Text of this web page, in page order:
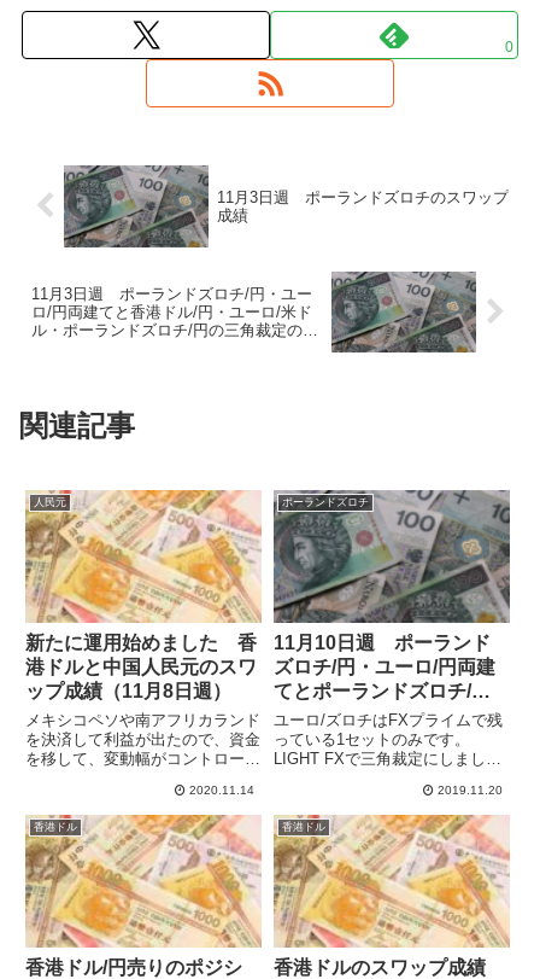
0
11月3日週 ポーランドズロチのスワップ
成績
11月3日週 ポーランドズロチ/円・ユー
ロ/円両建てと香港ドル/円・ユーロ/米ド
ル・ポーランドズロチ/円の三角裁定のス
関連記事
人民元
新たに運用始めました 香
港ドルと中国人民元のスワ
ップ成績（11月8日週）
メキシコペソや南アフリカランド
を決済して利益が出たので、資金
を移して、変動幅がコントロール
貨ペアでの運用を始ました。人民
元/円は取引できるアジアの通貨
の中ではインドルピーの次に金利
が高く、対円でも動きが小さく
な...
2020.11.14
ポーランドズロチ
11月10日週 ポーランド
ズロチ/円・ユーロ/円両建
てとポーランドズロチ/
円・香港ドル/円・ユーロ/
米ドルの三角裁定のスワッ
プ成績
ユーロ/ズロチはFXプライムで残
っている1セットのみです。
LIGHT FXで三角裁定にしました
がったため、あまり収益が上がっ
てません。収益率から見れば、円
を挟まないで直接ユーロ/ズロチ
を取引した方が有利です。F...
2019.11.20
香港ドル
香港ドル/円売りのポジシ
香港ドル
香港ドルのスワップ成績